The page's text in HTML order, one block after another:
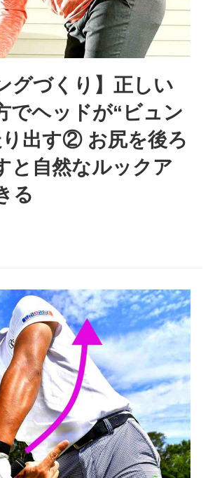
グづくり】正しい
でヘッドが“ビュン
り出す② お尻を後ろ
と自然なルックア
る